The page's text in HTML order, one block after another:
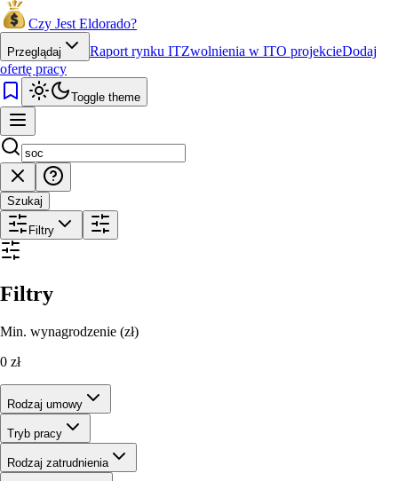
Czy Jest Eldorado?
Przeglądaj Raport rynku ITZwolnienia w ITO projekcieDodaj
ofertę pracy
Toggle theme
Szukaj
Filtry
Filtry
Min. wynagrodzenie (zł)
0 zł
Rodzaj umowy
Tryb pracy
Rodzaj zatrudnienia